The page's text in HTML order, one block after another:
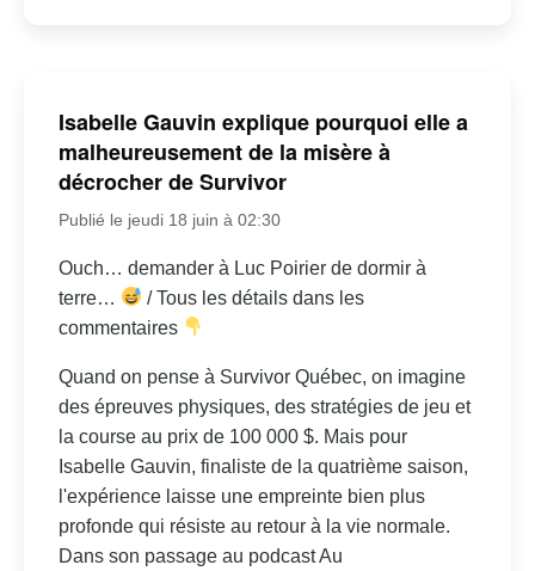
Isabelle Gauvin explique pourquoi elle a
malheureusement de la misère à
décrocher de Survivor
Publié le jeudi 18 juin à 02:30
Ouch… demander à Luc Poirier de dormir à
terre…
/ Tous les détails dans les
commentaires
Quand on pense à Survivor Québec, on imagine
des épreuves physiques, des stratégies de jeu et
la course au prix de 100 000 $. Mais pour
Isabelle Gauvin, finaliste de la quatrième saison,
l'expérience laisse une empreinte bien plus
profonde qui résiste au retour à la vie normale.
Dans son passage au podcast Au